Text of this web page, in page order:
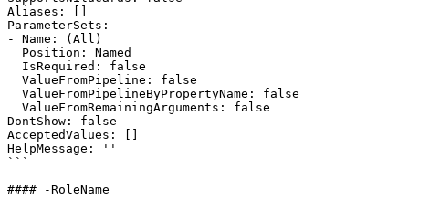
Aliases: []
ParameterSets:
- Name: (All)
DontShow: false
AcceptedValues: []
HelpMessage: ''
```
#### -RoleName